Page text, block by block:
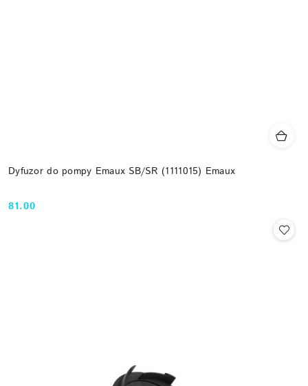
Dyfuzor do pompy Emaux SB/SR (1111015) Emaux
Cena:
81.00